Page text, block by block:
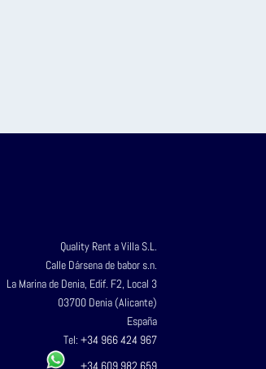
Quality Rent a Villa S.L.
Calle Dársena de babor s.n.
La Marina de Denia, Edif. F2, Local 3
03700 Denia (Alicante)
España
Tel: +34 966 424 967
+34 609 982 659